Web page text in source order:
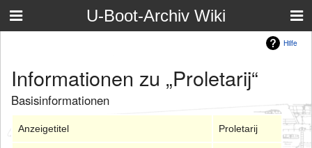
U-Boot-Archiv Wiki
Hilfe
Informationen zu „Proletarij“
Basisinformationen
Anzeigetitel Proletarij